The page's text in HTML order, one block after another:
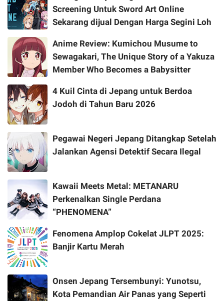
Screening Untuk Sword Art Online
Sekarang dijual Dengan Harga Segini Loh
Anime Review: Kumichou Musume to
Sewagakari, The Unique Story of a Yakuza
Member Who Becomes a Babysitter
4 Kuil Cinta di Jepang untuk Berdoa
Jodoh di Tahun Baru 2026
Pegawai Negeri Jepang Ditangkap Setelah
Jalankan Agensi Detektif Secara Ilegal
Kawaii Meets Metal: METANARU
Perkenalkan Single Perdana
“PHENOMENA”
Fenomena Amplop Cokelat JLPT 2025:
Banjir Kartu Merah
Onsen Jepang Tersembunyi: Yunotsu,
Kota Pemandian Air Panas yang Seperti